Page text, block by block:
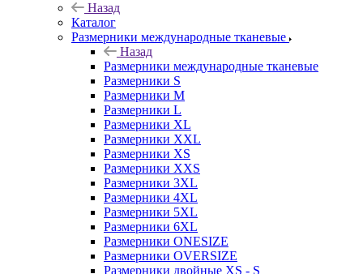
Назад
Каталог
Размерники международные тканевые
Назад
Размерники международные тканевые
Размерники S
Размерники M
Размерники L
Размерники XL
Размерники XXL
Размерники XS
Размерники XXS
Размерники 3XL
Размерники 4XL
Размерники 5XL
Размерники 6XL
Размерники ONESIZE
Размерники OVERSIZE
Размерники двойные XS - S